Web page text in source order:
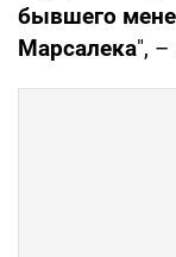
бывшего
Марсалека", –